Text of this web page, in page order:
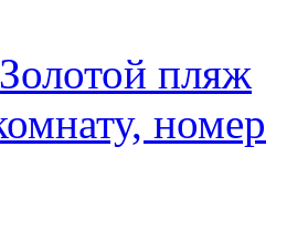
пляж
номер